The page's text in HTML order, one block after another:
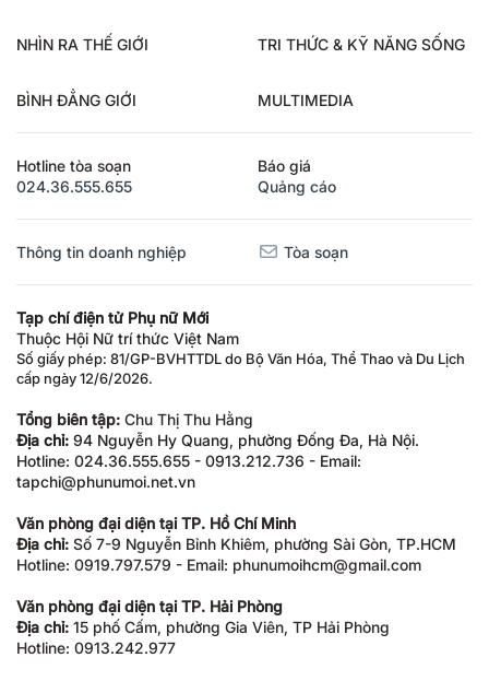
NHÌN RA THẾ GIỚI TRI THỨC & KỸ NĂNG SỐNG
BÌNH ĐẲNG GIỚI MULTIMEDIA
Hotline tòa soạn
024.36.555.655
Báo giá
Quảng cáo
Thông tin doanh nghiệp Tòa soạn
Tạp chí điện tử Phụ nữ Mới
Thuộc Hội Nữ trí thức Việt Nam
Số giấy phép: 81/GP-BVHTTDL do Bộ Văn Hóa, Thể Thao và Du Lịch
cấp ngày 12/6/2026.
Tổng biên tập: Chu Thị Thu Hằng
Địa chỉ: 94 Nguyễn Hy Quang, phường Đống Đa, Hà Nội.
Hotline: 024.36.555.655 - 0913.212.736 - Email:
tapchi@phunumoi.net.vn
Văn phòng đại diện tại TP. Hồ Chí Minh
Địa chỉ: Số 7-9 Nguyễn Bỉnh Khiêm, phường Sài Gòn, TP.HCM
Hotline: 0919.797.579 - Email: phunumoihcm@gmail.com
Văn phòng đại diện tại TP. Hải Phòng
Địa chỉ: 15 phố Cấm, phường Gia Viên, TP Hải Phòng
Hotline: 0913.242.977